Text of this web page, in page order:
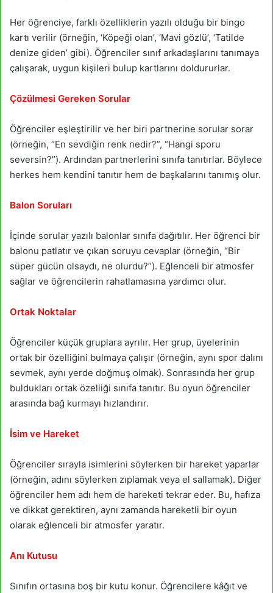
Her öğrenciye, farklı özelliklerin yazılı olduğu bir bingo
kartı verilir (örneğin, ‘Köpeği olan’, ‘Mavi gözlü’, ‘Tatilde
denize giden’ gibi). Öğrenciler sınıf arkadaşlarını tanımaya
çalışarak, uygun kişileri bulup kartlarını doldururlar.
Çözülmesi Gereken Sorular
Öğrenciler eşleştirilir ve her biri partnerine sorular sorar
(örneğin, “En sevdiğin renk nedir?”, “Hangi sporu
seversin?”). Ardından partnerlerini sınıfa tanıtırlar. Böylece
herkes hem kendini tanıtır hem de başkalarını tanımış olur.
Balon Soruları
İçinde sorular yazılı balonlar sınıfa dağıtılır. Her öğrenci bir
balonu patlatır ve çıkan soruyu cevaplar (örneğin, “Bir
süper gücün olsaydı, ne olurdu?”). Eğlenceli bir atmosfer
sağlar ve öğrencilerin rahatlamasına yardımcı olur.
Ortak Noktalar
Öğrenciler küçük gruplara ayrılır. Her grup, üyelerinin
ortak bir özelliğini bulmaya çalışır (örneğin, aynı spor dalını
sevmek, aynı yerde doğmuş olmak). Sonrasında her grup
buldukları ortak özelliği sınıfa tanıtır. Bu oyun öğrenciler
arasında bağ kurmayı hızlandırır.
İsim ve Hareket
Öğrenciler sırayla isimlerini söylerken bir hareket yaparlar
(örneğin, adını söylerken zıplamak veya el sallamak). Diğer
öğrenciler hem adı hem de hareketi tekrar eder. Bu, hafıza
ve dikkat gerektiren, aynı zamanda hareketli bir oyun
olarak eğlenceli bir atmosfer yaratır.
Anı Kutusu
Sınıfın ortasına boş bir kutu konur. Öğrencilere kâğıt ve